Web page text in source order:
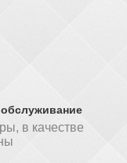
обслуживание
в качестве